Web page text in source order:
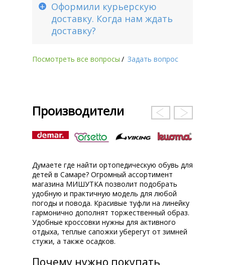
Оформили курьерскую
доставку. Когда нам ждать
доставку?
Посмотреть все вопросы / Задать вопрос
Производители
Думаете где найти ортопедическую обувь для
детей в Самаре? Огромный ассортимент
магазина МИШУТКА позволит подобрать
удобную и практичную модель для любой
погоды и повода. Красивые туфли на линейку
гармонично дополнят торжественный образ.
Удобные кроссовки нужны для активного
отдыха, теплые сапожки уберегут от зимней
стужи, а также осадков.
Почему нужно покупать